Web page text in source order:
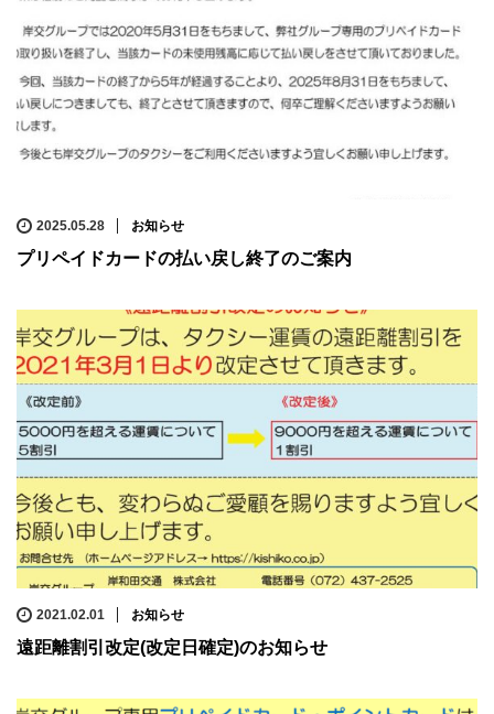
2025.05.28 お知らせ
プリペイドカードの払い戻し終了のご案内
2021.02.01 お知らせ
遠距離割引改定(改定日確定)のお知らせ